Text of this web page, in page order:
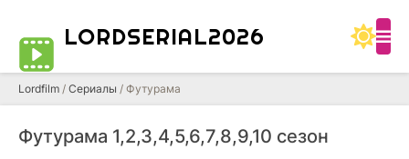
LORDSERIAL2026
Lordfilm / Сериалы / Футурама
Футурама 1,2,3,4,5,6,7,8,9,10 сезон